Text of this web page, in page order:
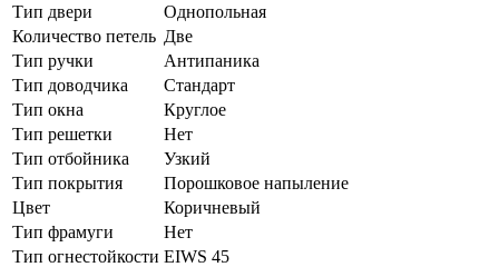
Тип двери
Однопольная
Количество петель Две
Тип ручки
Антипаника
Тип доводчика
Стандарт
Тип окна
Круглое
Тип решетки
Нет
Тип отбойника
Узкий
Тип покрытия
Порошковое напыление
Цвет
Коричневый
Тип фрамуги
Нет
Тип огнестойкости EIWS 45